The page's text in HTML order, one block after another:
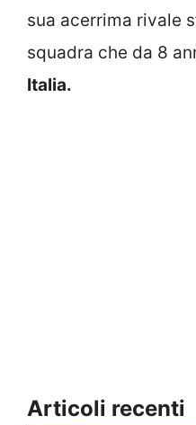
sua acerrima rivale
squadra che da 8
Italia.
Articoli recenti